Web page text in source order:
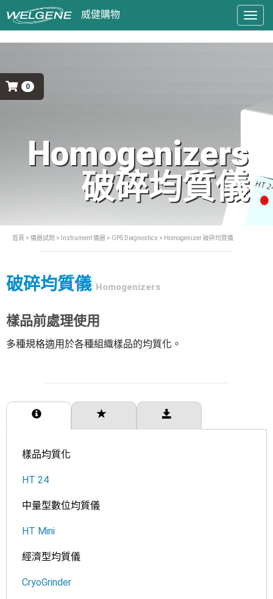
0
Homogenizers
破碎均質儀
首頁 > 儀器試劑 > Instrument 儀器 > OPS Diagnostics > Homogenizer 破碎均質儀
破碎均質儀 Homogenizers
樣品前處理使用
多種規格適用於各種組織樣品的均質化。
樣品均質化
HT 24
中量型數位均質儀
HT Mini
經濟型均質儀
CryoGrinder